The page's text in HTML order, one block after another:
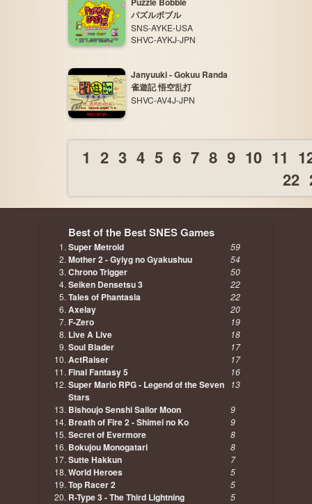
パズルボブル
SNS-AYKE-USA
SHVC-AYKJ-JPN
Janyuuki - Gokuu Randa
雀遊記 悟空乱打
SHVC-AV4J-JPN
1 2 3 4 5 6 7 8 9 10 11
22
Best of the Best SNES Games
Super Metroid 59
Mother 2 - Gyiyg no Gyakushuu 54
Chrono Trigger 50
Seiken Densetsu 3 22
Tales of Phantasia 22
Axelay 20
F-Zero 19
Live A Live 18
Soul Blader 17
ActRaiser 17
Final Fantasy 5 16
Super Mario RPG - Legend of the Seven
Stars
13
Bishoujo Senshi Sailor Moon 9
Breath of Fire 2 - Shimei no Ko 9
Secret of Evermore 8
Bokujou Monogatari 8
Sutte Hakkun 7
World Heroes 5
Top Racer 2 5
R-Type 3 - The Third Lightning 5